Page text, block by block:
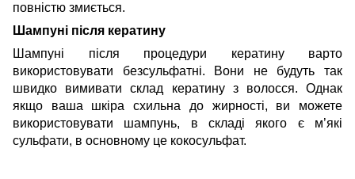
повністю змиється.
Шампуні після кератину
Шампуні після процедури кератину варто
використовувати безсульфатні. Вони не будуть так
швидко вимивати склад кератину з волосся. Однак
якщо ваша шкіра схильна до жирності, ви можете
використовувати шампунь, в складі якого є м’які
сульфати, в основному це кокосульфат.